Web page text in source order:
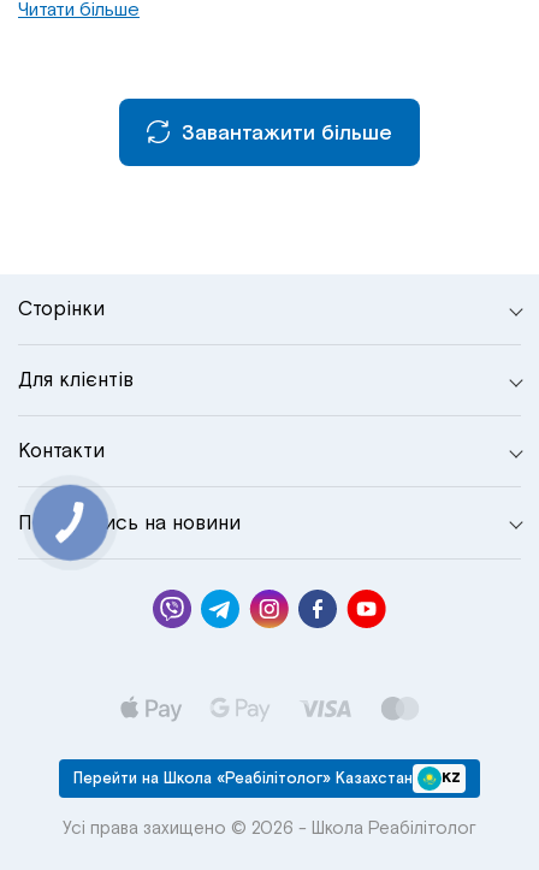
Читати більше
Завантажити більше
Сторінки
Для клієнтів
Контакти
Підписатись на новини
Перейти на Школа «Реабілітолог» Казахстан KZ
Усі права захищено © 2026 - Школа Реабілітолог
КНОПКА
СВЯЗИ